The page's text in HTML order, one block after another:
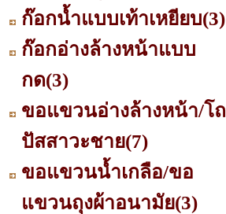
ก๊อกน้ำแบบเท้าเหยียบ(3)
ก๊อกอ่างล้างหน้าแบบ
กด(3)
ขอแขวนอ่างล้างหน้า/โถ
ปัสสาวะชาย(7)
ขอแขวนน้ำเกลือ/ขอ
แขวนถุงผ้าอนามัย(3)